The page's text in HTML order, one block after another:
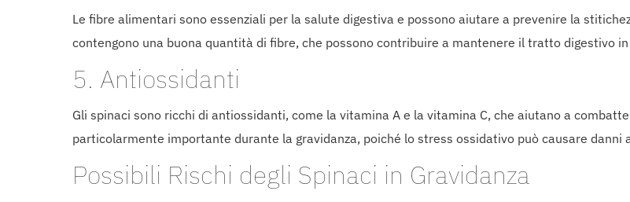
Le fibre alimentari sono essenziali per la salute digestiva e possono aiutare a prevenire la
contengono una buona quantità di fibre, che possono contribuire a mantenere il tratto digestivo
5. Antiossidanti
Gli spinaci sono ricchi di antiossidanti, come la vitamina A e la vitamina C, che aiutano a
particolarmente importante durante la gravidanza, poiché lo stress ossidativo può causare
Possibili Rischi degli Spinaci in Gravidanza